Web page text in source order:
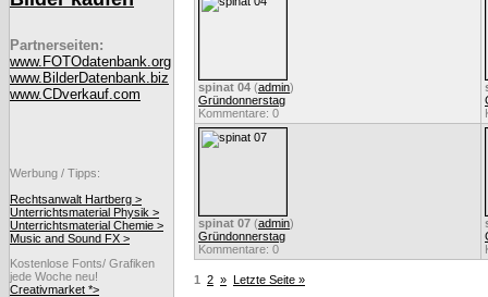
Partnerseiten:
www.FOTOdatenbank.org
www.BilderDatenbank.biz
www.CDverkauf.com
Werbung / Tipps:
Rechtsanwalt Hartberg >
Unterrichtsmaterial Physik >
Unterrichtsmaterial Chemie >
Music and Sound FX >
Kostenlose Fonts/ Grafiken
jede Woche neu!
Creativmarket *>
spinat 04 (admin)
Gründonnerstag
Kommentare: 0
spinat 07 (admin)
Gründonnerstag
Kommentare: 0
1 2 » Letzte Seite »